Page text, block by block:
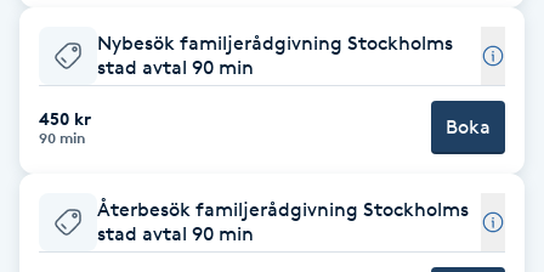
Bottenfärg
Brynformning
Brynfärgning
Brynplockning
Nybesök familjerådgivning Stockholms
stad avtal 90 min
450 kr
90 min Boka
Återbesök familjerådgivning Stockholms
stad avtal 90 min